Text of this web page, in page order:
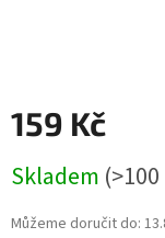
159 Kč
cena:
Skladem
Můžeme doručit do: